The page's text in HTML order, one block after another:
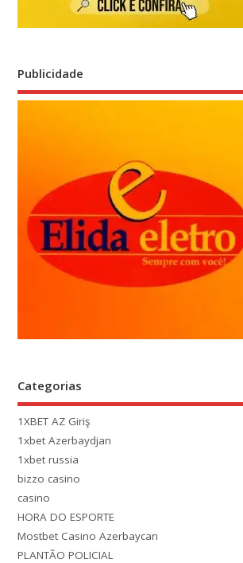
Publicidade
Categorias
1XBET AZ Giriş
1xbet Azerbaydjan
1xbet russia
bizzo casino
casino
HORA DO ESPORTE
Mostbet Casino Azerbaycan
PLANTÃO POLICIAL